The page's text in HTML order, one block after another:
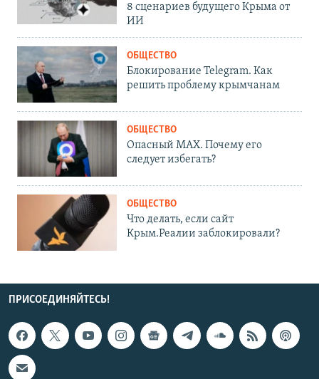
8 сценариев будущего Крыма от
ИИ
ОБЩЕСТВО
Блокирование Telegram. Как
решить проблему крымчанам
ОБЩЕСТВО
Опасный MAX. Почему его
следует избегать?
ОБЩЕСТВО
Что делать, если сайт
Крым.Реалии заблокировали?
ПРИСОЕДИНЯЙТЕСЬ!